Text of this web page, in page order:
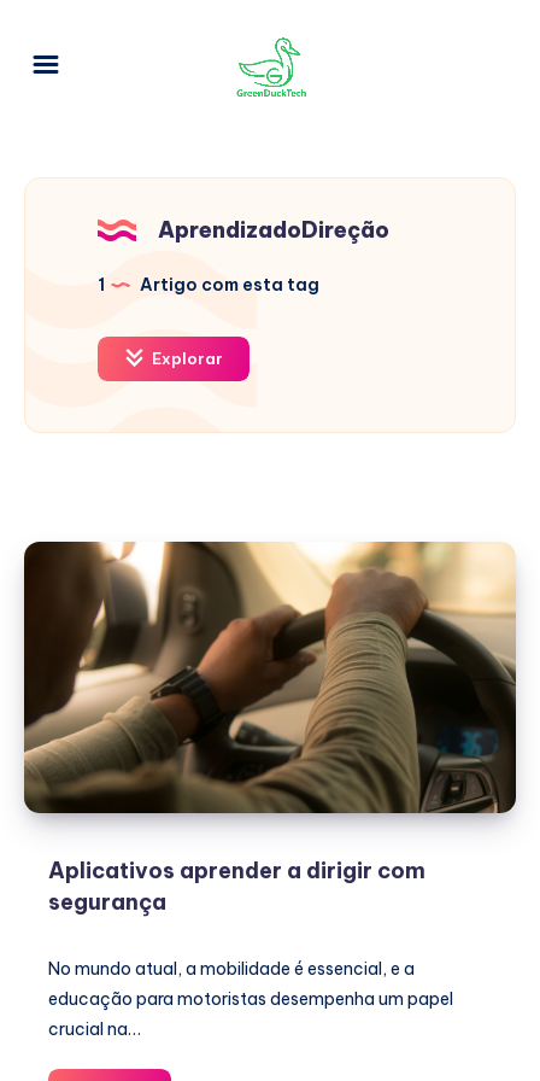
AprendizadoDireção
1 Artigo com esta tag
Explorar
Aplicativos aprender a dirigir com
segurança
No mundo atual, a mobilidade é essencial, e a
educação para motoristas desempenha um papel
crucial na…